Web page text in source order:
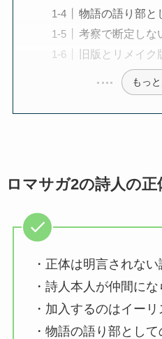
物語の語り部と
考察で断定しな
旧版とリメイク
もっ
ロマサガ2の詩人の正
・正体は明言されな
・詩人本人が仲間に
・加入するのはイーリ
・物語の語り部として